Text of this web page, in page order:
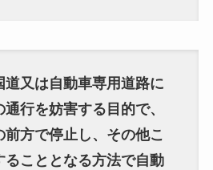
道又は自動車専用道路に
行を妨害する目的で、
前方で停止し、その他こ
ることとなる方法で自動